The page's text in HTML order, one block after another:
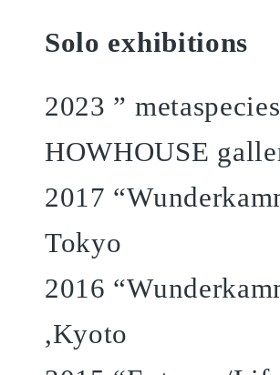
Solo exhibitions
2023 ”
HOWHOUSE
2017
Tokyo
2016
,Kyoto